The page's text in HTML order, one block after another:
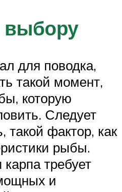
для поводка,
такой момент,
которую
Следует
такой фактор, как
рыбы.
требует
и